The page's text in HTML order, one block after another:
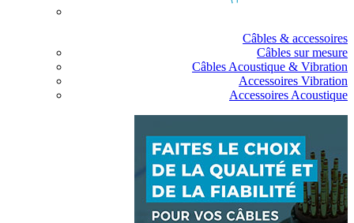
Câbles & accessoires
Câbles sur mesure
Câbles Acoustique & Vibration
Accessoires Vibration
Accessoires Acoustique